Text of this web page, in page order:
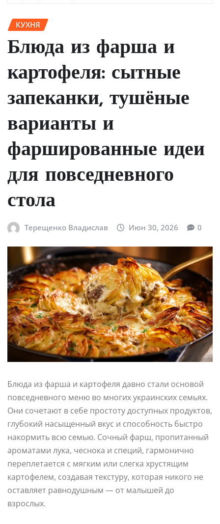
КУХНЯ
Блюда из фарша и
картофеля: сытные
запеканки, тушёные
варианты и
фаршированные идеи
для повседневного
стола
Терещенко Владислав Июн 30, 2026 0
Блюда из фарша и картофеля давно стали основой
повседневного меню во многих украинских семьях.
Они сочетают в себе простоту доступных продуктов,
глубокий насыщенный вкус и способность быстро
накормить всю семью. Сочный фарш, пропитанный
ароматами лука, чеснока и специй, гармонично
переплетается с мягким или слегка хрустящим
картофелем, создавая текстуру, которая никого не
оставляет равнодушным — от малышей до
взрослых.